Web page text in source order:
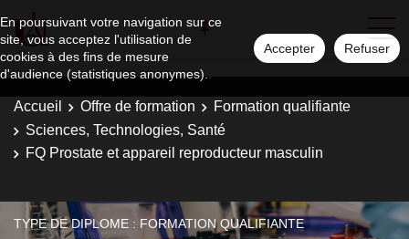
En poursuivant votre navigation sur ce
site, vous acceptez l'utilisation de
cookies à des fins de mesure
d'audience (statistiques anonymes).
Accepter Refuser
Accueil Offre de formation
Formation qualifiante
Sciences, Technologies, Santé
FQ Prostate et appareil reproducteur masculin
TYPE DE DIPLOME : FORMATION QUALIFIANTE